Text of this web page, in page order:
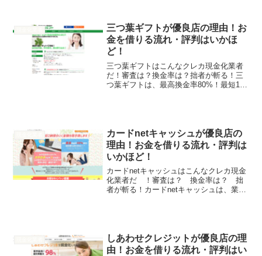
三つ葉ギフトが優良店の理由！お
金を借りる流れ・評判はいかほ
ど！
三つ葉ギフトはこんなクレカ現金化業者
だ！審査は？換金率は？拙者が斬る！三
つ葉ギフトは、最高換金率80%！最短10
カードnetキャッシュが優良店の
理由！お金を借りる流れ・評判は
いかほど！
カードnetキャッシュはこんなクレカ現金
化業者だ ！審査は？ 換金率は？ 拙
者が斬る！カードnetキャッシュは、業界
しあわせクレジットが優良店の理
由！お金を借りる流れ・評判はい